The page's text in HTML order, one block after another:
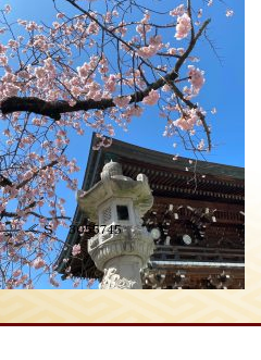
投
稿
ナ
ビ
≪S__3055745